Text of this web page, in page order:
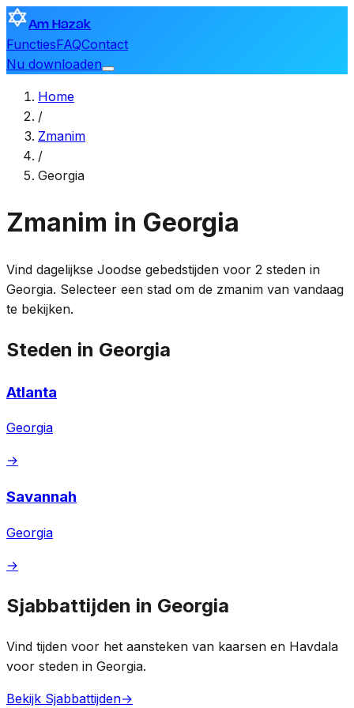
Am Hazak
FunctiesFAQContact
Nu downloaden
Home
/
Zmanim
/
Georgia
Zmanim in Georgia
Vind dagelijkse Joodse gebedstijden voor 2 steden in
Georgia. Selecteer een stad om de zmanim van vandaag
te bekijken.
Steden in Georgia
Atlanta
Georgia
→
Savannah
Georgia
→
Sjabbattijden in Georgia
Vind tijden voor het aansteken van kaarsen en Havdala
voor steden in Georgia.
Bekijk Sjabbattijden→